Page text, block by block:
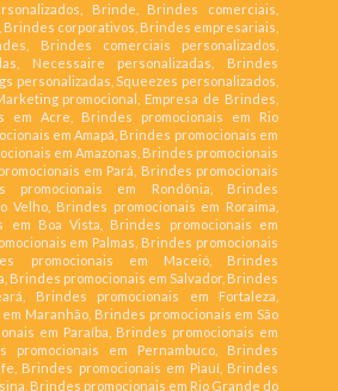
Brinde, Brindes comerciais,
corporativos, Brindes empresariais,
Brindes comerciais personalizados,
Necessaire personalizadas, Brindes
personalizadas, Squeezes personalizados,
promocional, Empresa de Brindes,
em Acre, Brindes promocionais em Rio
em Amapá, Brindes promocionais em
em Amazonas, Brindes promocionais
em Pará, Brindes promocionais
promocionais em Rondônia, Brindes
Velho, Brindes promocionais em Roraima,
em Boa Vista, Brindes promocionais em
em Palmas, Brindes promocionais
promocionais em Maceió, Brindes
Brindes promocionais em Salvador, Brindes
Brindes promocionais em Fortaleza,
Maranhão, Brindes promocionais em São
em Paraíba, Brindes promocionais em
promocionais em Pernambuco, Brindes
Brindes promocionais em Piauí, Brindes
Brindes promocionais em Rio Grande do